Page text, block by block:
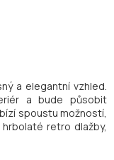
a elegantní vzhled.
a bude působit
spoustu možností,
retro dlažby,